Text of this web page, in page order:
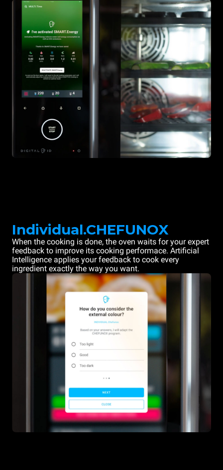
Individual.CHEFUNOX
When the cooking is done, the oven waits for your expert
feedback to improve its cooking performace. Artificial
Intelligence applies your feedback to cook every
ingredient exactly the way you want.